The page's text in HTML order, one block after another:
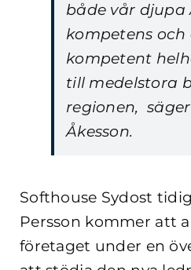
både vår djupa
kompetens
kompetent
till medelstora
regionen,
Åkesson.
Softhouse Sydost
Persson kommer att
företaget under en